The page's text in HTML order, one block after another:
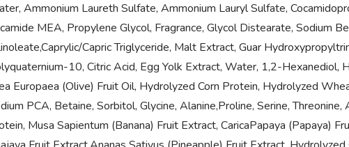
Ammonium Laureth Sulfate, Ammonium Lauryl Sulfate,
MEA, Propylene Glycol, Fragrance, Glycol Distearate, Sodium
Capric Triglyceride, Malt Extract, Guar
10, Citric Acid, Egg Yolk Extract, Water, 1,2-Hexanediol,
Europaea (Olive) Fruit Oil, Hydrolyzed Corn Protein, Hydrolyzed
PCA, Betaine, Sorbitol, Glycine, Alanine,Proline, Serine,
Musa Sapientum (Banana) Fruit Extract, CaricaPapaya (Papaya)